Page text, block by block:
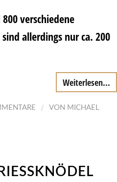
verschiedene
allerdings nur ca. 200
Weiterlesen...
/ VON MICHAEL
G